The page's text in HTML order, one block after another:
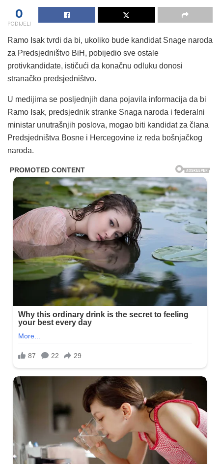
0
PODIJELI
Ramo Isak tvrdi da bi, ukoliko bude kandidat Snage naroda
za Predsjedništvo BiH, pobijedio sve ostale
protivkandidate, ističući da konačnu odluku donosi
stranačko predsjedništvo.
U medijima se posljednjih dana pojavila informacija da bi
Ramo Isak, predsjednik stranke Snaga naroda i federalni
ministar unutrašnjih poslova, mogao biti kandidat za člana
Predsjedništva Bosne i Hercegovine iz reda bošnjačkog
naroda.